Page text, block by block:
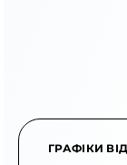
ГРАФІКИ